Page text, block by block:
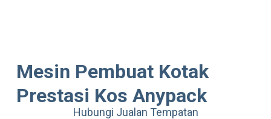
kotak pembungkusan kadbod yang lengkap.
Hubungi Jualan Tempatan
Mesin Pembuat Kotak
Prestasi Kos Anypack